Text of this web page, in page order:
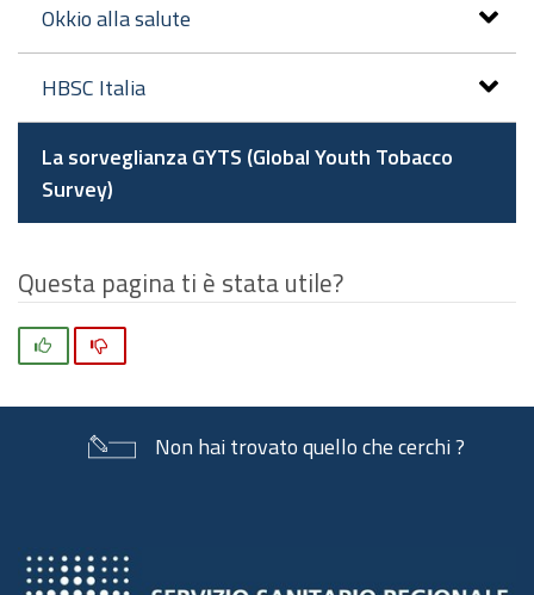
Okkio alla salute
HBSC Italia
La sorveglianza GYTS (Global Youth Tobacco
Survey)
Questa pagina ti è stata utile?
Non hai trovato quello che cerchi ?